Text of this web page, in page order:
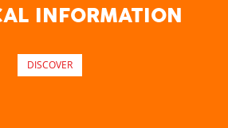
INFORMATION
DISCOVER